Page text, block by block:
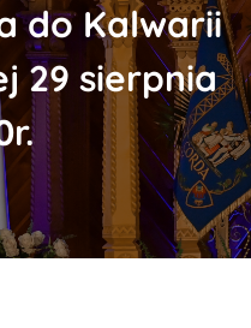
do Kalwarii
29 sierpnia